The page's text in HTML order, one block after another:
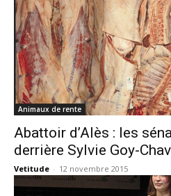
Animaux de rente
Abattoir d’Alès : les
derrière Sylvie Goy-
Vetitude - 12 novembre 2015